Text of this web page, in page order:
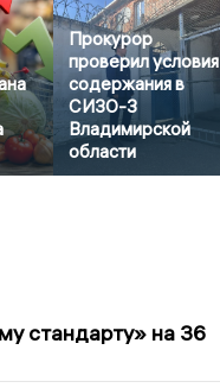
Прокурор
проверил условия
содержания в
СИЗО-3
Владимирской
области
стандарту» на 36